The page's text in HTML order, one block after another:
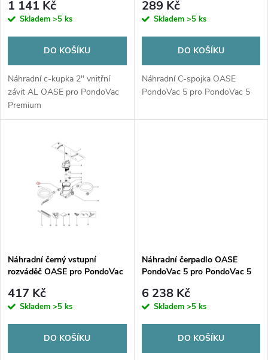
r
o
d
u
r
d
u
1 141 Kč
Skladem >5 ks
DO KOŠÍKU
Náhradní c-kupka 2" vnitřní
závit AL OASE pro PondoVac
Premium
289 Kč
Skladem >5 ks
DO KOŠÍKU
Náhradní C-spojka OASE
PondoVac 5 pro PondoVac 5
Náhradní černý vstupní
rozváděč OASE pro PondoVac
417 Kč
Skladem >5 ks
DO KOŠÍKU
Náhradní čerpadlo OASE
PondoVac 5 pro PondoVac 5
6 238 Kč
Skladem >5 ks
DO KOŠÍKU